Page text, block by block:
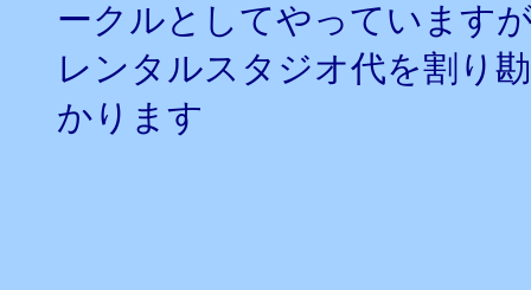
ークルとしてやっています
レンタルスタジオ代を割り
かります